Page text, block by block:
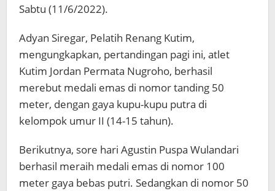
Sabtu (11/6/2022).
Adyan Siregar, Pelatih Renang Kutim,
mengungkapkan, pertandingan pagi ini, atlet
Kutim Jordan Permata Nugroho, berhasil
merebut medali emas di nomor tanding 50
meter, dengan gaya kupu-kupu putra di
kelompok umur II (14-15 tahun).
Berikutnya, sore hari Agustin Puspa Wulandari
berhasil meraih medali emas di nomor 100
meter gaya bebas putri. Sedangkan di nomor 50